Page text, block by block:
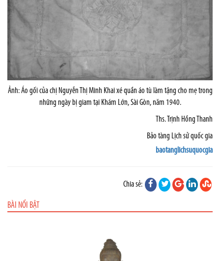
Ảnh: Áo gối của chị Nguyễn Thị Minh Khai xé quần áo tù làm tặng cho mẹ trong
những ngày bị giam tại Khám Lớn, Sài Gòn, năm 1940.
Ths. Trịnh Hồng Thanh
Bảo tàng Lịch sử quốc gia
baotanglichsuquocgia
Chia sẻ:
BÀI NỔI BẬT